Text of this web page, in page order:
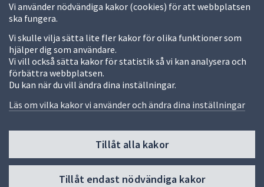
Vi använder nödvändiga kakor (cookies) för att webbplatsen
ska fungera.
Vi skulle vilja sätta lite fler kakor för olika funktioner som
hjälper dig som användare.
Vi vill också sätta kakor för statistik så vi kan analysera och
förbättra webbplatsen.
Du kan när du vill ändra dina inställningar.
Läs om vilka kakor vi använder och ändra dina inställningar
Tillåt alla kakor
Tillåt endast nödvändiga kakor
Allmänna handlingar och diarium
Behandling av personuppgifter
Kakor
Språk (other languages)
Tillgänglighetsredogörelse
Fler sätt att följa oss